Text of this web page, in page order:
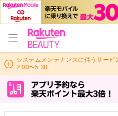
システムメンテナンスに伴うサー
2:00〜5:30